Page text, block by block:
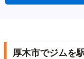
厚木市でジムを